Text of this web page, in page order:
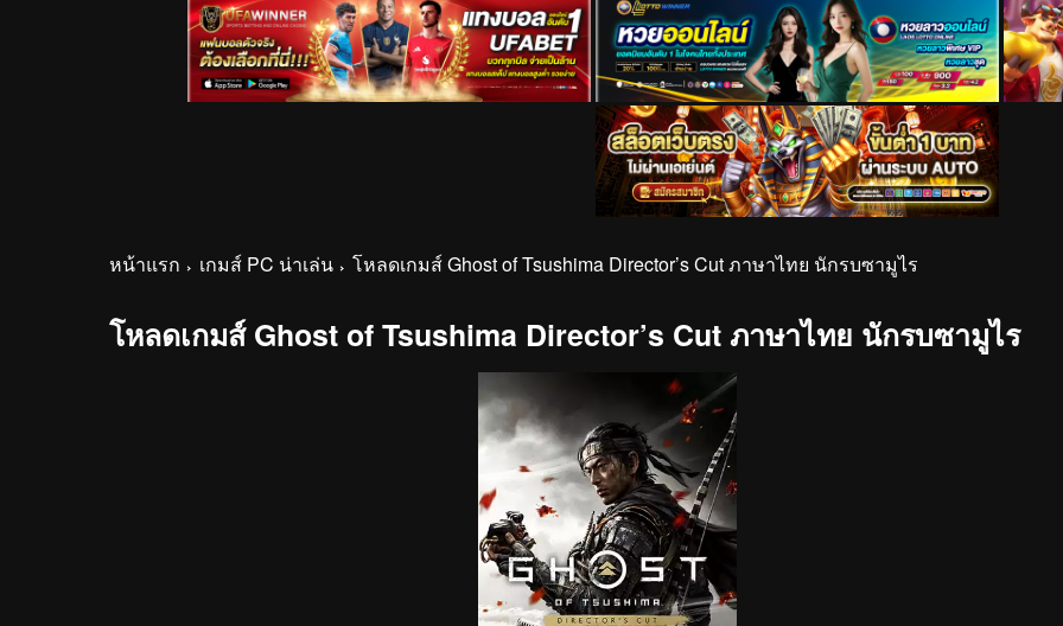
หน้าแรก เกมส์ PC น่าเล่น โหลดเกมส์ Ghost of Tsushima Director’s Cut ภาษาไทย นักรบซามูไร
โหลดเกมส์ Ghost of Tsushima Director’s Cut ภาษาไทย นักรบซามูไร